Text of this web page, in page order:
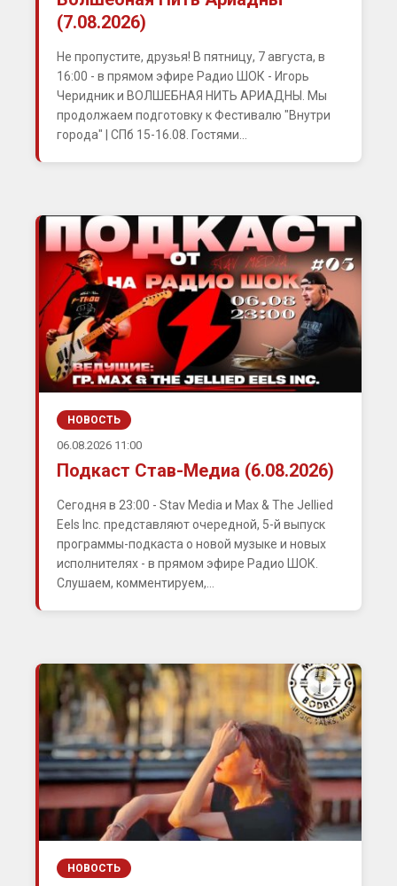
(7.08.2026)
Не пропустите, друзья! В пятницу, 7 августа, в
16:00 - в прямом эфире Радио ШОК - Игорь
Черидник и ВОЛШЕБНАЯ НИТЬ АРИАДНЫ. Мы
продолжаем подготовку к Фестивалю "Внутри
города" | СПб 15-16.08. Гостями...
НОВОСТЬ
06.08.2026 11:00
Подкаст Став-Медиа (6.08.2026)
Сегодня в 23:00 - Stav Media и Max & The Jellied
Eels Inc. представляют очередной, 5-й выпуск
программы-подкаста о новой музыке и новых
исполнителях - в прямом эфире Радио ШОК.
Слушаем, комментируем,...
НОВОСТЬ